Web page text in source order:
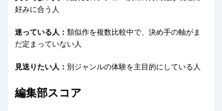
好みに合う人
迷っている人：類似作を複数比較中で、決め手の軸がま
だ定まっていない人
見送りたい人： 別ジャンルの体験を主目的にしている人
編集部スコア